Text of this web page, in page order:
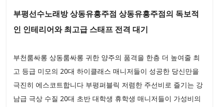
부평선수노래방 상동유흥주점 상동유흥주점의 독보적
인 인테리어와 최고급 스태프 전격 대기
부천룸싸롱 상동룸싸롱 귀한 양주의 품격을 한층 더 높여줄 최
고 등급 미모의 20대 하이클래스 매니저들이 성공한 당신만을
극진히 에스코트합니다 부평퍼블릭 저렴한 주선비로 즐기는 강
남급 극상 수질 20대 초반 대학생 휴학생 매니저들이 가성비의